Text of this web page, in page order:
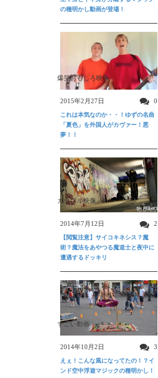
の種明かし動画が登場！
爆笑おもしろ映像
2015年2月27日 0
これは本気なのか・・！ゆずの名曲
「夏色」を外国人がカヴァー！悪
夢！！
ガクブル映像
2014年7月12日 2
【閲覧注意】サイコキネシス？魔
術？魔法をあやつる魔道士と夜中に
遭遇するドッキリ
すごい動画
2014年10月2日 3
えぇ！こんな風になってたの！？イ
ンド空中浮遊マジックの種明かし！